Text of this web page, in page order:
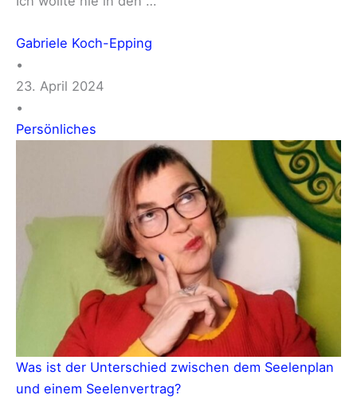
Gabriele Koch-Epping
•
23. April 2024
•
Persönliches
Was ist der Unterschied zwischen dem Seelenplan
und einem Seelenvertrag?